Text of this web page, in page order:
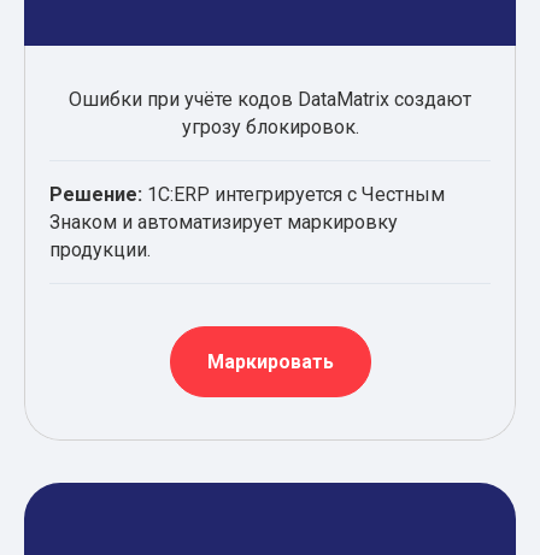
Ошибки при учёте кодов DataMatrix создают
угрозу блокировок.
Решение: 1С:ERP интегрируется с Честным
Знаком и автоматизирует маркировку
продукции.
Маркировать